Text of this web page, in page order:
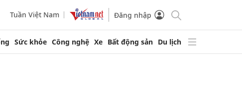
Tuần Việt Nam Đăng nhập
Sức khỏe Công nghệ Xe Bất động sản Du lịch